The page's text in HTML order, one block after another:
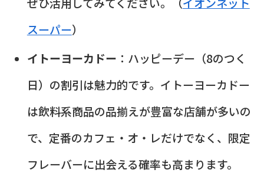
スーパー）
イトーヨーカドー ：ハッピーデー（8のつく
日）の割引は魅力的です。イトーヨーカドー
は飲料系商品の品揃えが豊富な店舗が多いの
で、定番のカフェ・オ・レだけでなく、限定
フレーバーに出会える確率も高まります。